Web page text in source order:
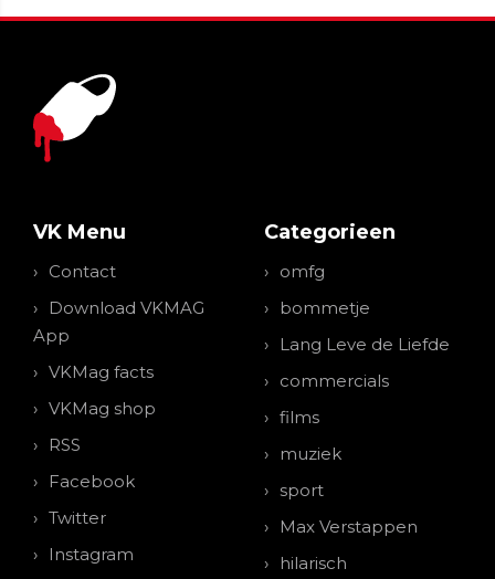
VK Menu
Contact
Download VKMAG
App
VKMag facts
VKMag shop
RSS
Facebook
Twitter
Instagram
Categorieen
omfg
bommetje
Lang Leve de Liefde
commercials
films
muziek
sport
Max Verstappen
hilarisch